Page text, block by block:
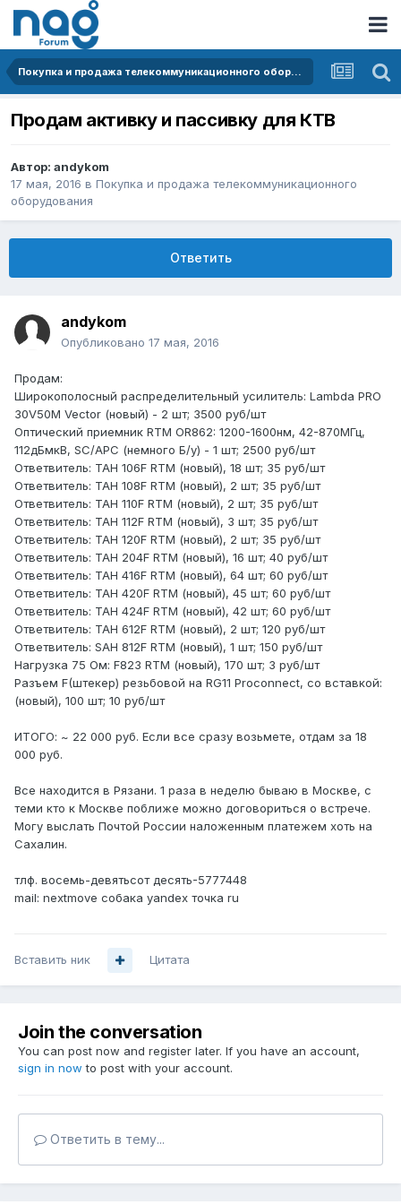
Покупка и продажа телекоммуникационного оборудования
Продам активку и пассивку для КТВ
Автор: andykom
17 мая, 2016 в Покупка и продажа телекоммуникационного
оборудования
Ответить
andykom
Опубликовано 17 мая, 2016
Продам:
Широкополосный распределительный усилитель: Lambda PRO
30V50M Vector (новый) - 2 шт; 3500 руб/шт
Оптический приемник RTM OR862: 1200-1600нм, 42-870МГц,
112дБмкВ, SC/APC (немного Б/у) - 1 шт; 2500 руб/шт
Ответвитель: TAH 106F RTM (новый), 18 шт; 35 руб/шт
Ответвитель: TAH 108F RTM (новый), 2 шт; 35 руб/шт
Ответвитель: TAH 110F RTM (новый), 2 шт; 35 руб/шт
Ответвитель: TAH 112F RTM (новый), 3 шт; 35 руб/шт
Ответвитель: TAH 120F RTM (новый), 2 шт; 35 руб/шт
Ответвитель: TAH 204F RTM (новый), 16 шт; 40 руб/шт
Ответвитель: TAH 416F RTM (новый), 64 шт; 60 руб/шт
Ответвитель: TAH 420F RTM (новый), 45 шт; 60 руб/шт
Ответвитель: TAH 424F RTM (новый), 42 шт; 60 руб/шт
Ответвитель: TAH 612F RTM (новый), 2 шт; 120 руб/шт
Ответвитель: SAH 812F RTM (новый), 1 шт; 150 руб/шт
Нагрузка 75 Ом: F823 RTM (новый), 170 шт; 3 руб/шт
Разъем F(штекер) резьбовой на RG11 Proconnect, со вставкой:
(новый), 100 шт; 10 руб/шт
ИТОГО: ~ 22 000 руб. Если все сразу возьмете, отдам за 18
000 руб.
Все находится в Рязани. 1 раза в неделю бываю в Москве, с
теми кто к Москве поближе можно договориться о встрече.
Могу выслать Почтой России наложенным платежем хоть на
Сахалин.
тлф. восемь-девятьсот десять-5777448
mail: nextmove собака yandex точка ru
Вставить ник Цитата
Join the conversation
You can post now and register later. If you have an account,
sign in now to post with your account.
Ответить в тему...